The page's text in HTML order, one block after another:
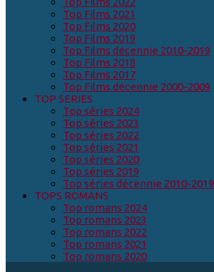
Top Films 2021
Top Films 2020
Top Films 2019
Top Films décennie 2010-2019
Top Films 2018
Top Films 2017
Top Films décennie 2000-2009
TOP SERIES
Top séries 2024
Top séries 2023
Top séries 2022
Top séries 2021
Top séries 2020
Top séries 2019
Top séries décennie 2010-2019
TOPS ROMANS
Top romans 2024
Top romans 2023
Top romans 2022
Top romans 2021
Top romans 2020